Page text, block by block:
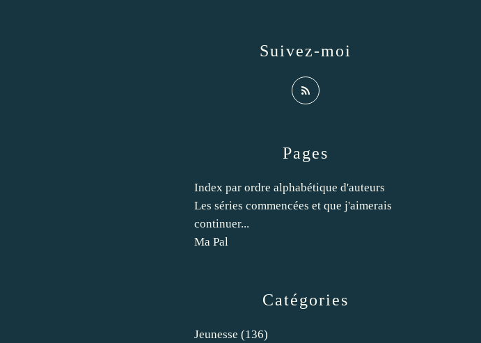
Catégories
Jeunesse (136)
Pages
Index par ordre alphabétique d'auteurs
Les séries commencées et que j'aimerais
continuer...
Ma Pal
Suivez-moi